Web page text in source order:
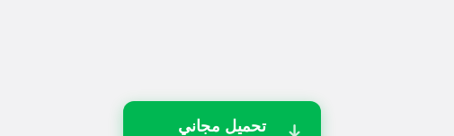
تحميل مجاني